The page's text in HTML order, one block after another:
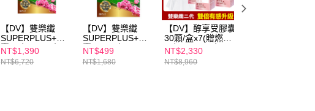
４．使用「AFTEE先享後付」時，將依據個別帳號之用戶狀況，依本公司
即時審查核予不同之上限額度；若仍有額度不足之情形，本公司將視審查
結果請求用戶進行身份認證。
５．嚴禁一人註冊多個帳號或使用他人資訊註冊。若發現惡意使用之情
形，恩沛科技股份有限公司將有權停止該用戶之使用額度並採取法律行
動。
每筆NT$100，滿NT$600(含以上)免運費
離島配送
每筆NT$150，滿NT$1,500(含以上)免運費
【DV】雙樂纖
SUPERPLUS+膠
囊x4盒(30顆/盒)
NT$1,390
NT$6,720
【DV】雙樂纖
SUPERPLUS+膠
囊(30顆/盒)
NT$499
NT$1,680
【DV】醇享受膠囊
30顆/盒x7(贈燃燒
日記x30顆/1盒)
NT$2,330
NT$8,960